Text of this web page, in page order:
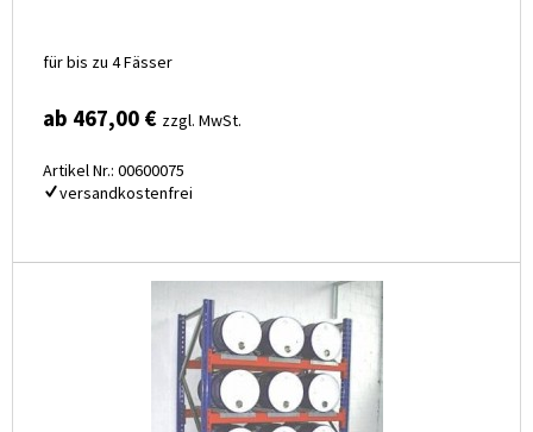
für bis zu 4 Fässer
ab 467,00 € zzgl. MwSt.
Artikel Nr.: 00600075
versandkostenfrei